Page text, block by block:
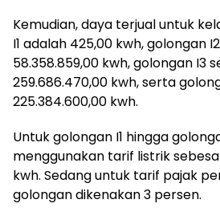
Kemudian, daya terjual untuk
I1 adalah 425,00 kwh, golongan
58.358.859,00 kwh, golongan I3
259.686.470,00 kwh, serta
225.384.600,00 kwh.
Untuk golongan I1 hingga
menggunakan tarif listrik
kwh. Sedang untuk tarif pajak
golongan dikenakan 3 persen.